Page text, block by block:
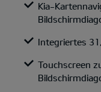
Kia-
Integriertes
Touchscreen